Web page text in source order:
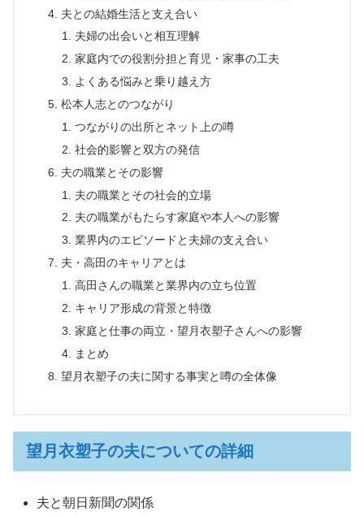
夫との結婚生活と支え合い
夫婦の出会いと相互理解
家庭内での役割分担と育児・家事の工夫
よくある悩みと乗り越え方
松本人志とのつながり
つながりの出所とネット上の噂
社会的影響と双方の発信
夫の職業とその影響
夫の職業とその社会的立場
夫の職業がもたらす家庭や本人への影響
業界内のエピソードと夫婦の支え合い
夫・高田のキャリアとは
高田さんの職業と業界内の立ち位置
キャリア形成の背景と特徴
家庭と仕事の両立・望月衣塑子さんへの影響
まとめ
望月衣塑子の夫に関する事実と噂の全体像
望月衣塑子の夫についての詳細
夫と朝日新聞の関係